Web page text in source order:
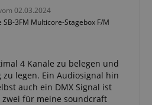
02.03.2024
SB-3FM Multicore-Stagebox F/M
4 Kanäle zu belegen und
legen. Ein Audiosignal hin
auch ein DMX Signal ist
für meine soundcraft